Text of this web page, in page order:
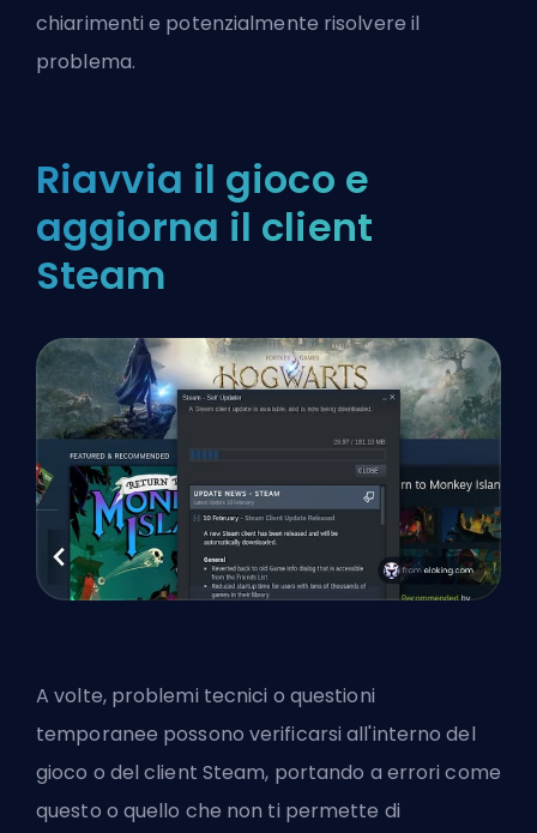
chiarimenti e potenzialmente risolvere il
problema.
Riavvia il gioco e
aggiorna il client
Steam
A volte, problemi tecnici o questioni
temporanee possono verificarsi all'interno del
gioco o del client Steam, portando a errori come
questo o quello che non ti permette di